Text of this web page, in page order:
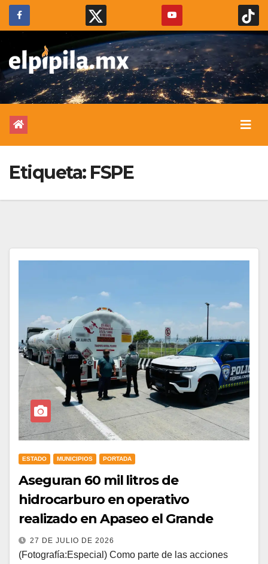
Etiqueta: FSPE
ESTADO MUNICIPIOS PORTADA
Aseguran 60 mil litros de
hidrocarburo en operativo
realizado en Apaseo el Grande
27 DE JULIO DE 2026
(Fotografía:Especial) Como parte de las acciones